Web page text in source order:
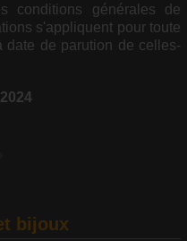
conditions générales de
s'appliquent pour toute
date de parution de celles-
bijoux